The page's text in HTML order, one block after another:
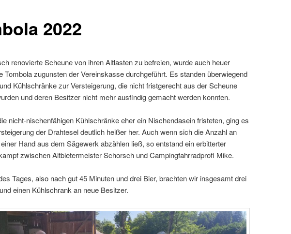
2022
renovierte Scheune von ihren Altlasten zu befreien, wurde auch heuer
Tombola zugunsten der Vereinskasse durchgeführt. Es standen überwiegend
Kühlschränke zur Versteigerung, die nicht fristgerecht aus der Scheune
und deren Besitzer nicht mehr ausfindig gemacht werden konnten.
nicht-nischenfähigen Kühlschränke eher ein Nischendasein fristeten, ging es
der Drahtesel deutlich heißer her. Auch wenn sich die Anzahl an
Hand aus dem Sägewerk abzählen ließ, so entstand ein erbitterter
zwischen Altbietermeister Schorsch und Campingfahrradprofi Mike.
Tages, also nach gut 45 Minuten und drei Bier, brachten wir insgesamt drei
einen Kühlschrank an neue Besitzer.